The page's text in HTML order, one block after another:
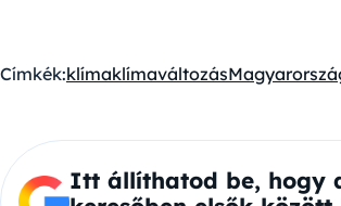
Címkék:klímaklímaváltozás
Itt állíthatod be, hogy